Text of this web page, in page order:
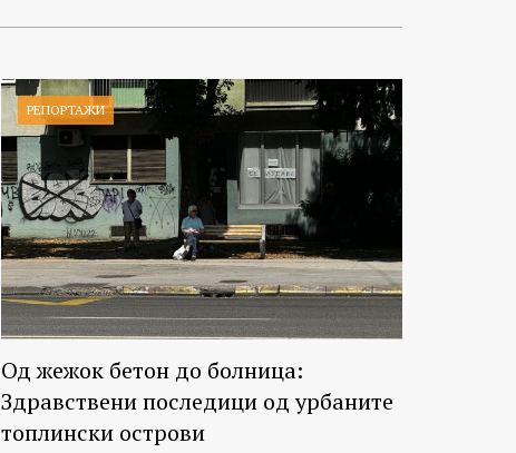
РЕПОРТАЖИ
Од жежок бетон до болница:
Здравствени последици од урбаните
топлински острови